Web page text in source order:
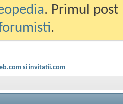
. Primul
.
si invitatii.com